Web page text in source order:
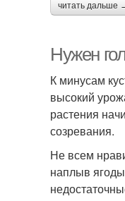
читать дальше
Нужен
К минусам
высокий
растения
созревания.
Не всем
наплыв